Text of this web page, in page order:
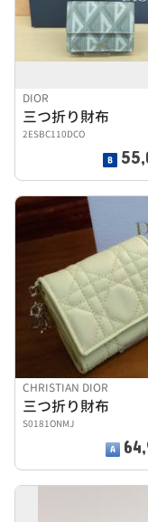
DIOR
三つ折り財布
2ESBC110DCO
CHRISTIAN DIOR
三つ折り財布
S0181ONMJ